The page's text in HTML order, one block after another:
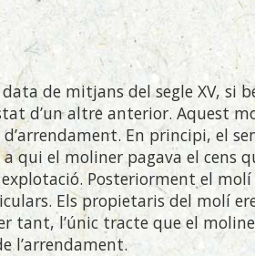
de mitjans del segle XV, si
d’un altre anterior. Aquest
En principi, el
qui el moliner pagava el cens
Posteriorment el
Els propietaris del molí
tant, l’únic tracte que el
l’arrendament.